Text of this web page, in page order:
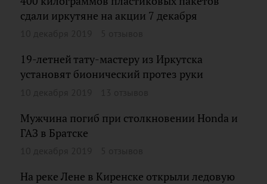
сдали иркутяне на акции 7 декабря
19-летней тату-мастеру из Иркутска
установят бионический протез руки
Мужчина погиб при столкновении Honda и
ГАЗ в Братске
На реке Лене в Киренске открыли ледовую